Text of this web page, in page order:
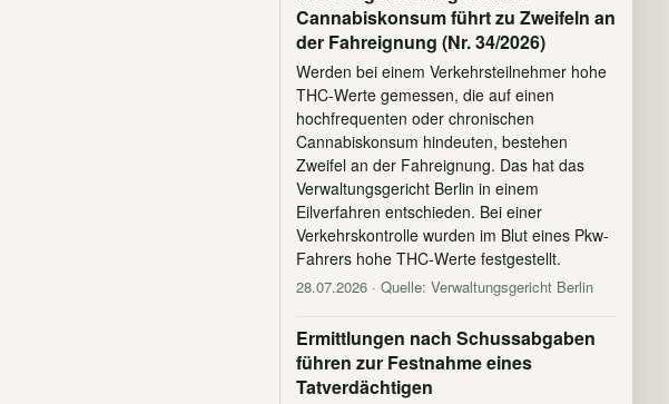
Cannabiskonsum führt zu Zweifeln an
der Fahreignung (Nr. 34/2026)
Werden bei einem Verkehrsteilnehmer hohe
THC-Werte gemessen, die auf einen
hochfrequenten oder chronischen
Cannabiskonsum hindeuten, bestehen
Zweifel an der Fahreignung. Das hat das
Verwaltungsgericht Berlin in einem
Eilverfahren entschieden. Bei einer
Verkehrskontrolle wurden im Blut eines Pkw-
Fahrers hohe THC-Werte festgestellt.
28.07.2026 · Quelle: Verwaltungsgericht Berlin
Ermittlungen nach Schussabgaben
führen zur Festnahme eines
Tatverdächtigen